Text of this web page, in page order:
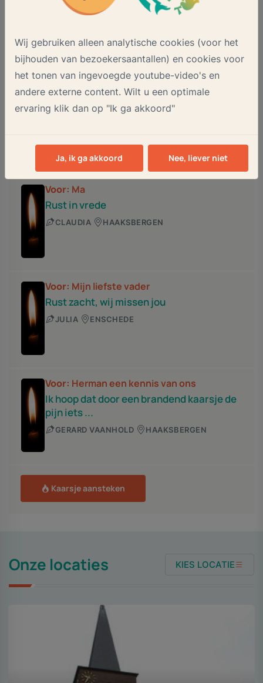
Wij gebruiken alleen analytische cookies (voor het
bijhouden van bezoekersaantallen) en cookies voor
het tonen van ingevoegde youtube-video's en
andere externe content. Wilt u een optimale
ervaring klik dan op "Ik ga akkoord"
Ja, ik ga akkoord Nee, liever niet
Kaarsjes ALLE KAARSJES
Voor: Ma
Rust in vrede
CLAUDIA HAAKSBERGEN
Voor: Mijn liefste vader
Rust zacht, wij missen jou
JULIA ENSCHEDE
Voor: Herman een kennis van ons
Ik hoop dat door een brandend kaarsje de
pijn iets ...
GERARD VAANHOLD HAAKSBERGEN
Kaarsje aansteken
Onze locaties KIES LOCATIE